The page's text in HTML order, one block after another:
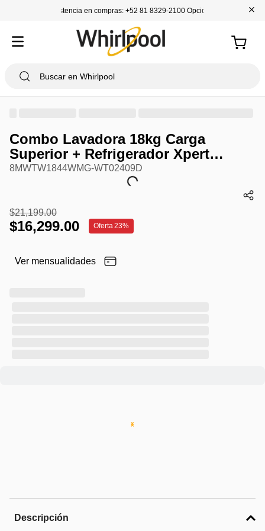
Asistencia en compras: +52 81 8329-2100 Opción 1 +
Combo Lavadora 18kg Carga
Superior + Refrigerador Xpert
Inverter Top Mount 9"
8MWTW1844WMG-WT02409D
$21,199.00
$16,299.00 Oferta23%
Ver mensualidades
Descripción